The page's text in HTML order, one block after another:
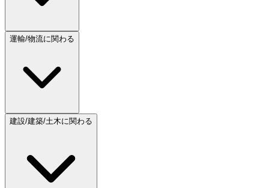
運輸/物流に関わる
建設/建築/土木に関わる